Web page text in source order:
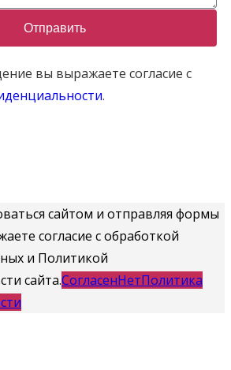
Отправить
вы выражаете согласие с
.
сайтом и отправляя формы
согласие с обработкой
и Политикой
сайта.СогласенНетПолитика